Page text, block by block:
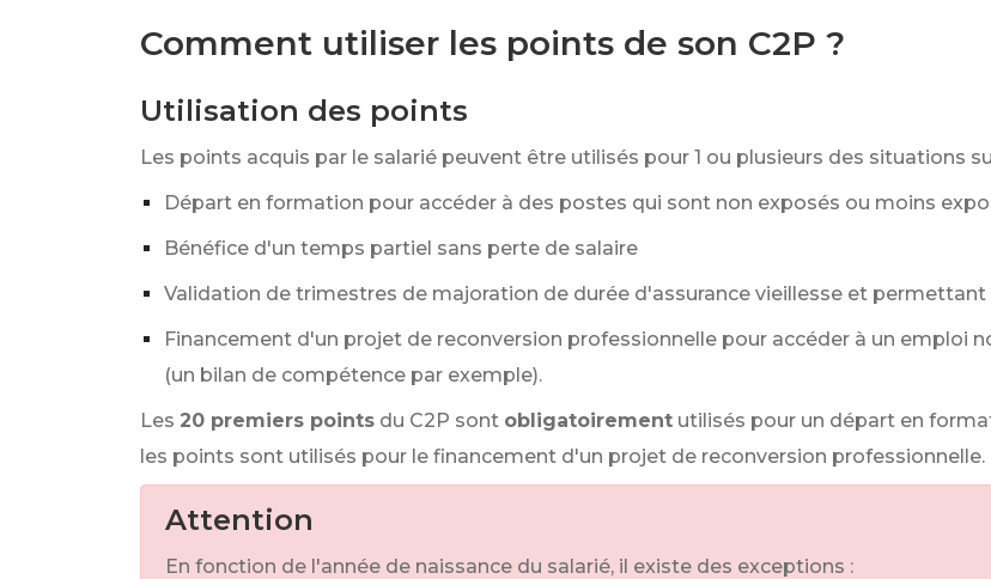
Comment utiliser les points de son C2P ?
Utilisation des points
Les points acquis par le salarié peuvent être utilisés pour 1 ou plusieurs des situations
Départ en formation pour accéder à des postes qui sont non exposés ou moins
Bénéfice d'un temps partiel sans perte de salaire
Validation de trimestres de majoration de durée d'assurance vieillesse et
Financement d'un projet de reconversion professionnelle pour accéder à un emploi
(un bilan de compétence par exemple).
Les 20 premiers points du C2P sont obligatoirement utilisés pour un départ en
les points sont utilisés pour le financement d'un projet de reconversion professionnelle.
Attention
En fonction de l'année de naissance du salarié, il existe des exceptions :